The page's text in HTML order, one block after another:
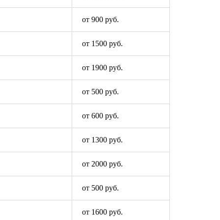
от 900 руб.
от 1500 руб.
от 1900 руб.
от 500 руб.
от 600 руб.
от 1300 руб.
от 2000 руб.
от 500 руб.
от 1600 руб.